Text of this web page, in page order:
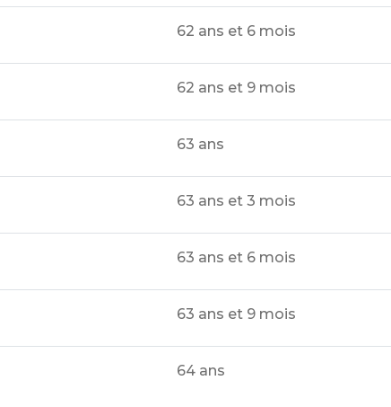
62 ans et 6 mois
62 ans et 9 mois
63 ans
63 ans et 3 mois
63 ans et 6 mois
63 ans et 9 mois
64 ans